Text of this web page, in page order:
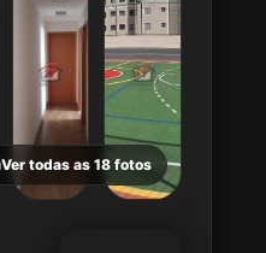
Ver todas as 18 fotos